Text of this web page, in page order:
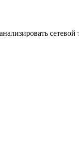
сетевой